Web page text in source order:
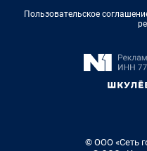
Пользовательское
© ООО «Сеть